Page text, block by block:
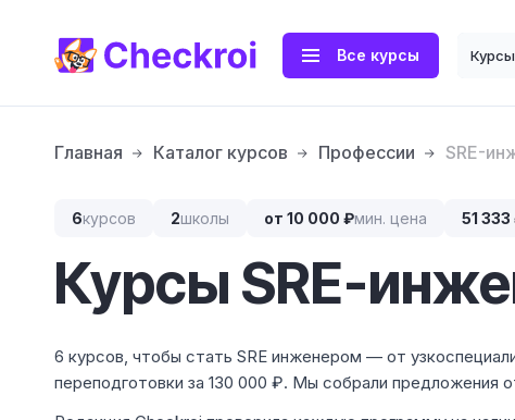
Все курсы Курсы
Главная Каталог курсов Профессии SRE-
6курсов 2школы от 10 000 ₽мин. цена 51 333
Курсы SRE-
6 курсов, чтобы стать SRE инженером — от
переподготовки за 130 000 ₽. Мы собрали предложения